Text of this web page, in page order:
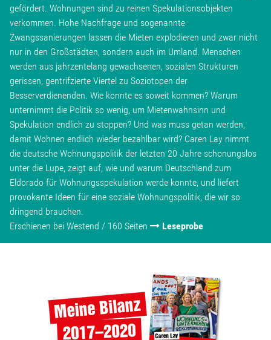
gefördert. Wohnungen sind zu reinen Spekulationsobjekten
verkommen. Hohe Nachfrage und sogenannte
Zwangssanierungen lassen die Mieten explodieren und zwar nicht
nur in den Großstädten, sondern auch im Umland. Menschen
werden aus jahrzentelang gewachsenen, sozialen Strukturen
gerissen, gentrifzierte Viertel zu Soziotopen der
Besserverdienenden. Wie konnte es soweit kommen? Warum
unternimmt die Politik so wenig, um Mietenwahnsinn und
Spekulation endlich zu stoppen? Und was muss getan werden,
damit Wohnen endlich wieder bezahlbar wird? Caren Lay nimmt
die deutsche Wohnungspolitik der letzten 20 Jahre schonungslos
unter die Lupe, zeigt auf, wie und warum Deutschland zum
Eldorado für Wohnungsspekulation werde konnte, und liefert
provokante Ideen für eine soziale Wohnungspolitik, die wir so
dringend brauchen.
Erschienen bei Westend / 160 Seiten
Leseprobe